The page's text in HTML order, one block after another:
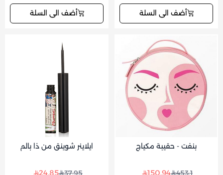
أضف الى السلة أضف الى السلة
بنفت - حقيبة مكياج
453.1
150.94
ايلاينر شوينق من ذا بالم
37.95
24.85